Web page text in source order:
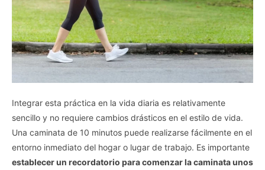
Integrar esta práctica en la vida diaria es relativamente
sencillo y no requiere cambios drásticos en el estilo de vida.
Una caminata de 10 minutos puede realizarse fácilmente en el
entorno inmediato del hogar o lugar de trabajo. Es importante
establecer un recordatorio para comenzar la caminata unos